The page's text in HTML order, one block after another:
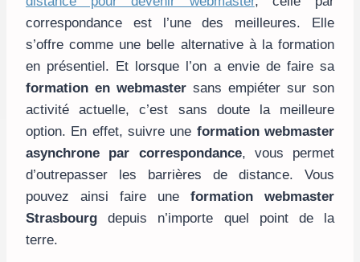
correspondance est l’une des meilleures. Elle
s’offre comme une belle alternative à la formation
en présentiel. Et lorsque l’on a envie de faire sa
formation en webmaster sans empiéter sur son
activité actuelle, c’est sans doute la meilleure
option. En effet, suivre une formation webmaster
asynchrone
par correspondance, vous permet
d’outrepasser les barrières de distance. Vous
pouvez ainsi faire une formation webmaster
Strasbourg depuis n’importe quel point de la
terre.